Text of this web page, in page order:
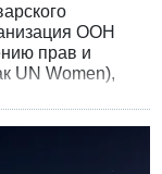
ООН
прав и
UN Women),